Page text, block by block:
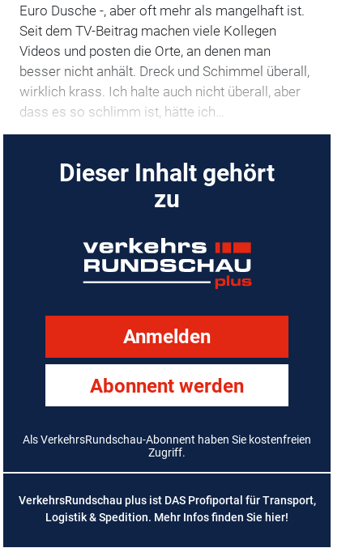
Euro Dusche -, aber oft mehr als mangelhaft ist.
Seit dem TV-Beitrag machen viele Kollegen
Videos und posten die Orte, an denen man
besser nicht anhält. Dreck und Schimmel überall,
wirklich krass. Ich halte auch nicht überall, aber
dass es so schlimm ist, hätte ich…
Dieser Inhalt gehört
zu
Anmelden
Abonnent werden
Als VerkehrsRundschau-Abonnent haben Sie kostenfreien
Zugriff.
VerkehrsRundschau plus ist DAS Profiportal für Transport,
Logistik & Spedition. Mehr Infos finden Sie hier!